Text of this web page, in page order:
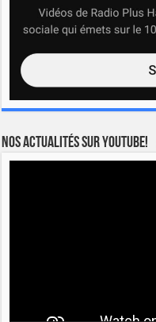
Nos actualités sur YOUTUBE!